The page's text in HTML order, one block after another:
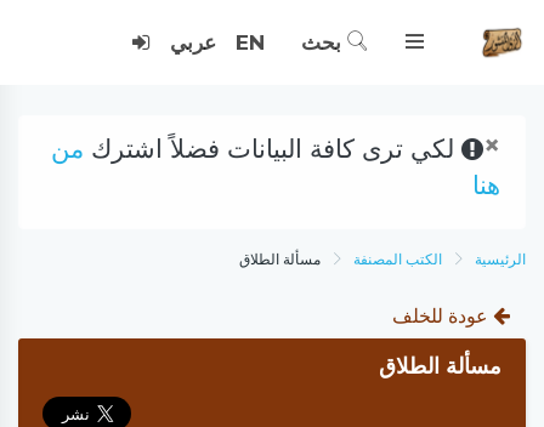
بحث EN عربي
× لكي ترى كافة البيانات فضلاً اشترك من
هنا
الرئيسية الكتب المصنفة مسألة الطلاق
عودة للخلف
مسألة الطلاق